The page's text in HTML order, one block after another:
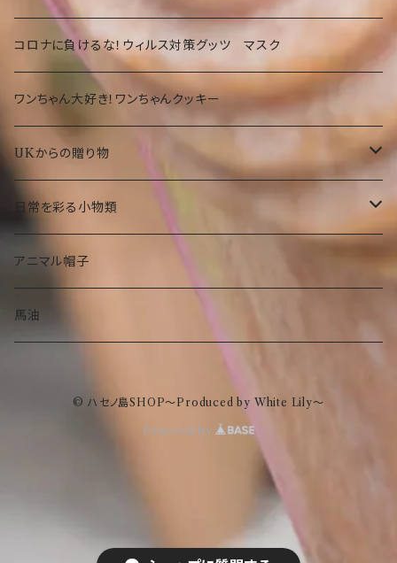
タオル
部活
期間限定
沖縄限定 ゆきお
部活ゆきお
お守りゆきお
水族館もけけ
洋菓子
和菓子
Tシャツ
大仏グッツ
お菓子・食品
洋菓子
和菓子
プリザーブドフラワー
名画、絵画アート小物
傘
トートバック
コロナに負けるな！ウィルス対策グッツ マスク
ワンちゃん大好き！ワンちゃんクッキー
UKからの贈り物
お菓子
食品
ぬいぐるみ
ピーターラビット
タオル
名画、絵画小物
日常を彩る小物類
マグネット
フラワーベース（花瓶）
アニマル帽子
馬油
© ハセノ島SHOP～Produced by White Lily～
Powered by